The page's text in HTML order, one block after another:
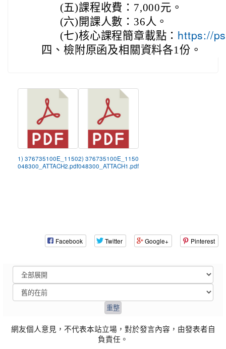
(五)課程收費：7,000元。
(六) 開課人數：36人。
(七)核心課程簡章載點： https://
四、 檢附原函及相關資料各1份。
1) 376735100E_1150
048300_ATTACH2.pdf
2) 376735100E_1150
048300_ATTACH1.pdf
Facebook Twitter Google+ Pinterest
網友個人意見，不代表本站立場，對於發言內容，由發表者自
負責任。